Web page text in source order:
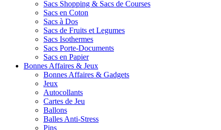
Sacs Shopping & Sacs de Courses
Sacs en Coton
Sacs à Dos
Sacs de Fruits et Legumes
Sacs Isothermes
Sacs Porte-Documents
Sacs en Papier
Bonnes Affaires & Jeux
Bonnes Affaires & Gadgets
Jeux
Autocollants
Cartes de Jeu
Ballons
Balles Anti-Stress
Pins